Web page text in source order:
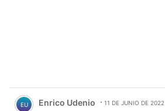
Comentario de Enrico Udenio.
EU Enrico Udenio 11 DE JUNIO DE 2022